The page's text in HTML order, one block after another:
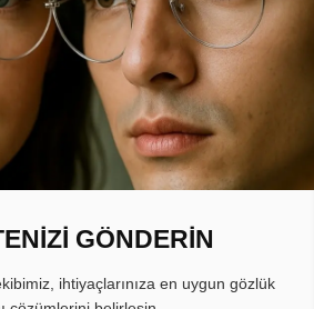
GÖNDERİN
ihtiyaçlarınıza en uygun gözlük